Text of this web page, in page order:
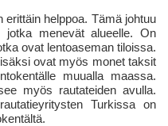
helppoa. Tämä johtuu
menevät alueelle. On
ovat lentoaseman tiloissa.
ovat myös monet taksit
muualla maassa.
myös rautateiden avulla.
Turkissa on